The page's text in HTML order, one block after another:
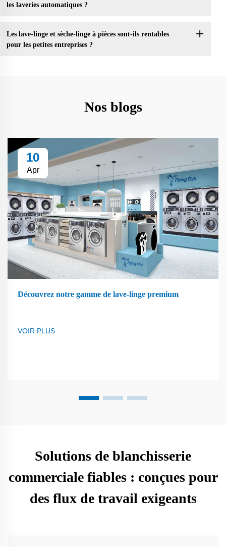
les laveries automatiques ?
Les lave-linge et sèche-linge à pièces sont-ils rentables
pour les petites entreprises ?
Nos blogs
10
Apr
Découvrez notre gamme de lave-linge premium
VOIR PLUS
Solutions de blanchisserie
commerciale fiables : conçues pour
des flux de travail exigeants